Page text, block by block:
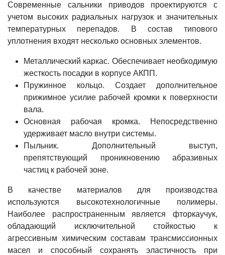
Современные сальники приводов проектируются с
учетом высоких радиальных нагрузок и значительных
температурных перепадов. В состав типового
уплотнения входят несколько основных элементов.
Металлический каркас. Обеспечивает необходимую
жесткость посадки в корпусе АКПП.
Пружинное кольцо. Создает дополнительное
прижимное усилие рабочей кромки к поверхности
вала.
Основная рабочая кромка. Непосредственно
удерживает масло внутри системы.
Пыльник. Дополнительный выступ,
препятствующий проникновению абразивных
частиц к рабочей зоне.
В качестве материалов для производства
используются высокотехнологичные полимеры.
Наиболее распространенным является фторкаучук,
обладающий исключительной стойкостью к
агрессивным химическим составам трансмиссионных
масел и способный сохранять эластичность при